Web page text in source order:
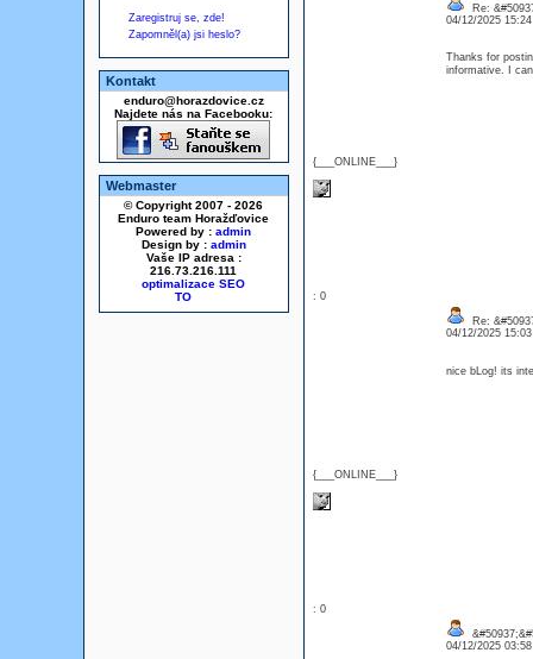
Zaregistruj se, zde!
Zapomněl(a) jsi heslo?
Kontakt
enduro@horazdovice.cz
Najdete nás na Facebooku:
Webmaster
© Copyright 2007 - 2026
Enduro team Horažďovice
Powered by : admin
Design by : admin
Vaše IP adresa :
216.73.216.111
optimalizace SEO
{___ONLINE___}
Re:
04/12/2025
Thanks for
informative. I
: 0
{___ONLINE___}
Re:
04/12/2025
nice bLog! its
: 0
04/12/2025